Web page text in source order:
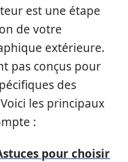
est une étape
de votre
extérieure.
pas conçus pour
des
les principaux
:
pour choisir